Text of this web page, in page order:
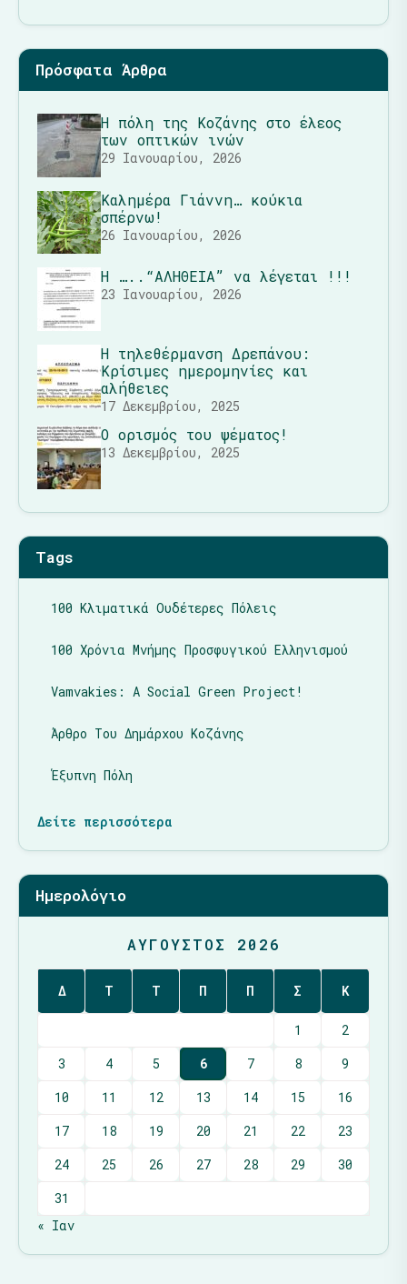
Πρόσφατα Άρθρα
Η πόλη της Κοζάνης στο έλεος
των οπτικών ινών
29 Ιανουαρίου, 2026
Καλημέρα Γιάννη… κούκια
σπέρνω!
26 Ιανουαρίου, 2026
Η …..“ΑΛΗΘΕΙΑ” να λέγεται !!!
23 Ιανουαρίου, 2026
Η τηλεθέρμανση Δρεπάνου:
Κρίσιμες ημερομηνίες και
αλήθειες
17 Δεκεμβρίου, 2025
Ο ορισμός του ψέματος!
13 Δεκεμβρίου, 2025
Tags
100 Κλιματικά Ουδέτερες Πόλεις
100 Χρόνια Μνήμης Προσφυγικού Ελληνισμού
Vamvakies: A Social Green Project!
Άρθρο Του Δημάρχου Κοζάνης
Έξυπνη Πόλη
Δείτε περισσότερα
Ημερολόγιο
ΑΎΓΟΥΣΤΟΣ 2026
Δ Τ Τ Π Π Σ Κ
1
2
3
4 5 6 7 8
9
10
11 12 13 14 15
16
17
18 19 20 21 22
23
24
25 26 27 28 29
30
31
« Ιαν